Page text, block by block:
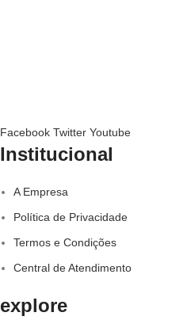
Facebook Twitter Youtube
Institucional
A Empresa
Política de Privacidade
Termos e Condições
Central de Atendimento
explore